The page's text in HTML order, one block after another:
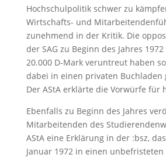
Hochschulpolitik schwer zu
Wirtschafts- und
zunehmend in der Kritik. Die
der SAG zu Beginn des Jahres
20.000 D-Mark veruntreut haben
dabei in einen privaten Buchladen
Der AStA erklärte die Vorwürfe für
Ebenfalls zu Beginn des Jahres
Mitarbeitenden des
AStA eine Erklärung in der :bsz,
Januar 1972 in einen